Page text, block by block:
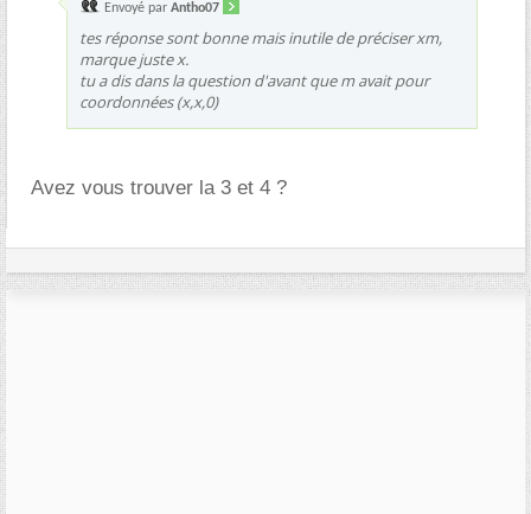
Envoyé par Antho07
tes réponse sont bonne mais inutile de préciser xm,
marque juste x.
tu a dis dans la question d'avant que m avait pour
coordonnées (x,x,0)
Avez vous trouver la 3 et 4 ?